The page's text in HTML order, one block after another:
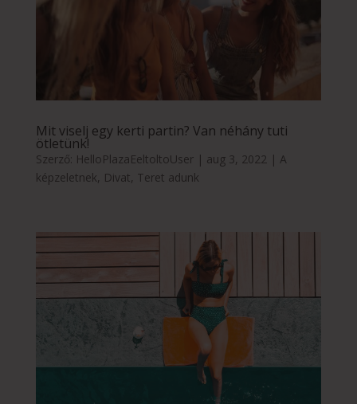
Mit viselj egy kerti partin? Van néhány tuti
ötletünk!
Szerző: HelloPlazaEeltoltoUser| aug 3, 2022 | A
képzeletnek, Divat, Teret adunk